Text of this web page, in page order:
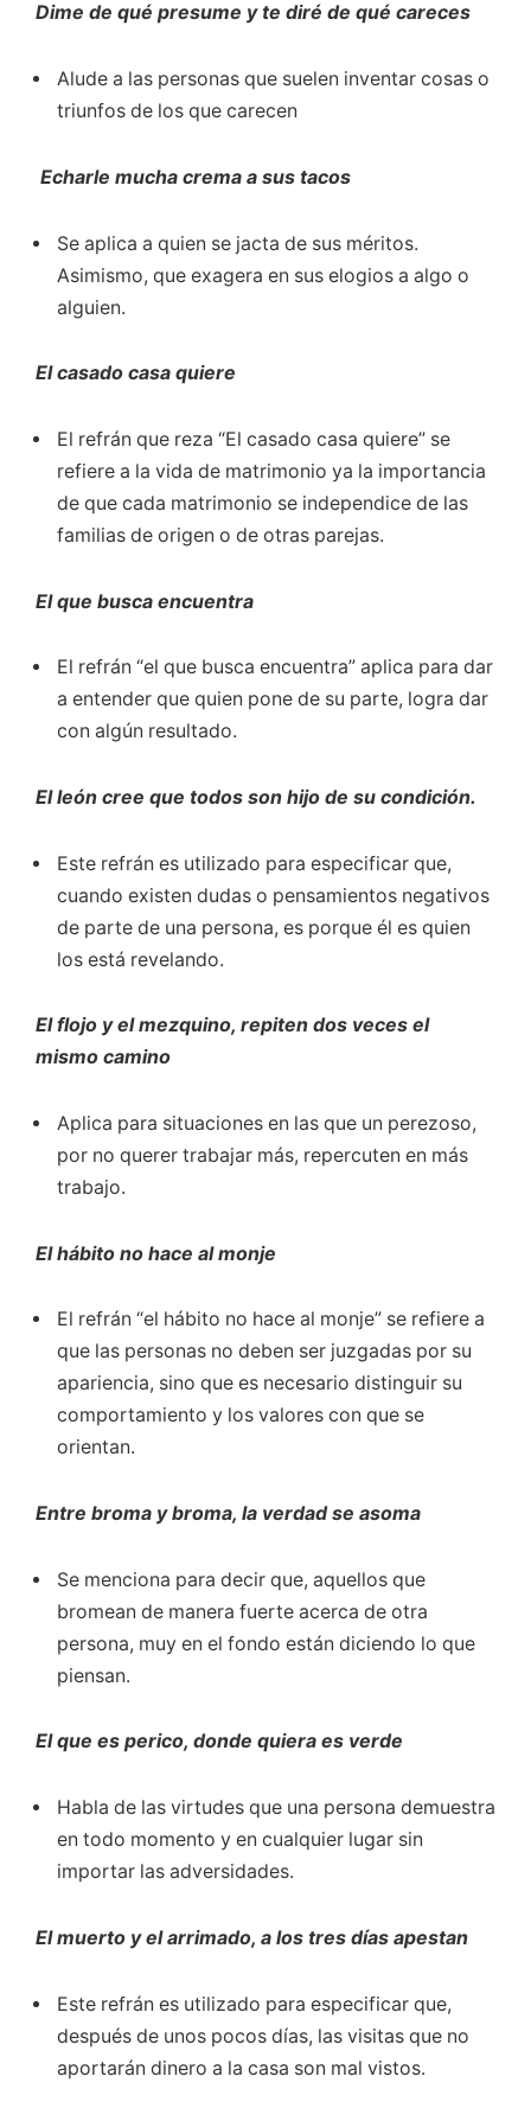
Dime de qué presume y te diré de qué careces
Alude a las personas que suelen inventar cosas o
triunfos de los que carecen
Echarle mucha crema a sus tacos
Se aplica a quien se jacta de sus méritos.
Asimismo, que exagera en sus elogios a algo o
alguien.
El casado casa quiere
El refrán que reza “El casado casa quiere” se
refiere a la vida de matrimonio ya la importancia
de que cada matrimonio se independice de las
familias de origen o de otras parejas.
El que busca encuentra
El refrán “el que busca encuentra” aplica para dar
a entender que quien pone de su parte, logra dar
con algún resultado.
El león cree que todos son hijo de su condición.
Este refrán es utilizado para especificar que,
cuando existen dudas o pensamientos negativos
de parte de una persona, es porque él es quien
los está revelando.
El flojo y el mezquino, repiten dos veces el
mismo camino
Aplica para situaciones en las que un perezoso,
por no querer trabajar más, repercuten en más
trabajo.
El hábito no hace al monje
El refrán “el hábito no hace al monje” se refiere a
que las personas no deben ser juzgadas por su
apariencia, sino que es necesario distinguir su
comportamiento y los valores con que se
orientan.
Entre broma y broma, la verdad se asoma
Se menciona para decir que, aquellos que
bromean de manera fuerte acerca de otra
persona, muy en el fondo están diciendo lo que
piensan.
El que es perico, donde quiera es verde
Habla de las virtudes que una persona demuestra
en todo momento y en cualquier lugar sin
importar las adversidades.
El muerto y el arrimado, a los tres días apestan
Este refrán es utilizado para especificar que,
después de unos pocos días, las visitas que no
aportarán dinero a la casa son mal vistos.